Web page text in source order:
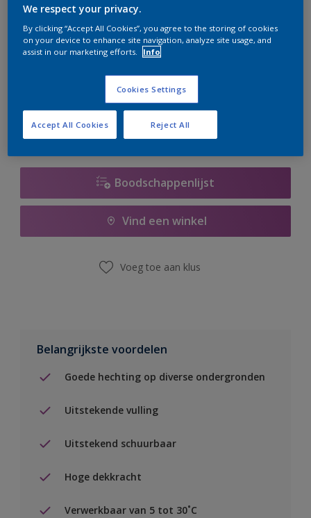
te bestellen. Houd de website in de gaten, we werken
er hard aan om de voorraad aan te vullen.
Boodschappenlijst
Vind een winkel
Voeg toe aan klus
Belangrijkste voordelen
Goede hechting op diverse ondergronden
Uitstekende vulling
Uitstekend schuurbaar
Hoge dekkracht
Verwerkbaar van 5 tot 30˚C
We respect your privacy.
By clicking “Accept All Cookies”, you agree to the storing of cookies
on your device to enhance site navigation, analyze site usage, and
assist in our marketing efforts.
Info
Cookies Settings
Reject All
Accept All Cookies